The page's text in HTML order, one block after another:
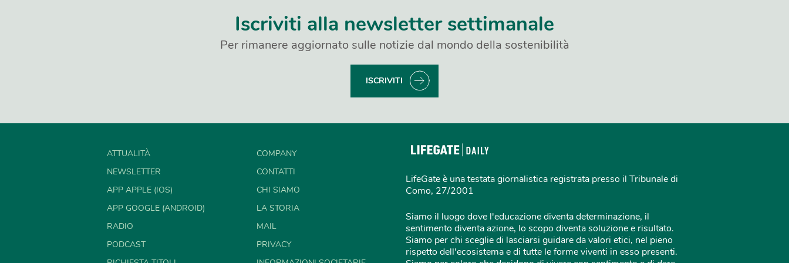
Iscriviti alla newsletter settimanale
Per rimanere aggiornato sulle notizie dal mondo della sostenibilità
ISCRIVITI
ATTUALITÀ
NEWSLETTER
APP APPLE (IOS)
APP GOOGLE (ANDROID)
RADIO
PODCAST
COMPANY
CONTATTI
CHI SIAMO
LA STORIA
MAIL
PRIVACY
LifeGate è una testata giornalistica registrata presso il Tribunale di
Como, 27/2001
Siamo il luogo dove l'educazione diventa determinazione, il
sentimento diventa azione, lo scopo diventa soluzione e risultato.
Siamo per chi sceglie di lasciarsi guidare da valori etici, nel pieno
rispetto dell'ecosistema e di tutte le forme viventi in esso presenti.